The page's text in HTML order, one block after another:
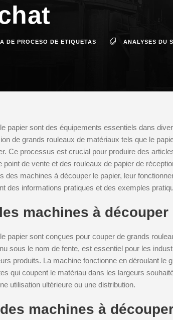
DE PROCESO DE ETIQUETAS ANALYSES DU
papier sont des équipements essentiels dans
de grands rouleaux de matériaux tels que le
Ce processus est crucial pour produire des
point de vente et des rouleaux de papier de
des machines à découper le papier, leur
des informations pratiques et des exemples
machines à découper
papier sont conçues pour couper de grands
sous le nom de fente, est essentiel pour les
produits. La machine fonctionne en déroulant le
qui coupent le matériau dans les largeurs
utilisation ultérieure ou une distribution.
machines à